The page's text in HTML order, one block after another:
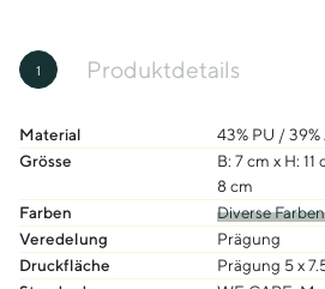
1 Produktdetails
Material
43% PU / 39%
Grösse
B: 7 cm x H:
8 cm
Farben
Diverse
Veredelung
Prägung
Druckfläche
Prägung 5 x